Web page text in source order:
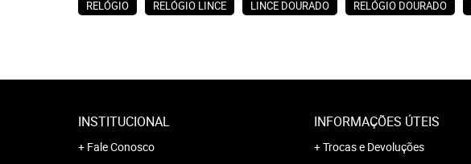
RELÓGIO RELÓGIO LINCE LINCE DOURADO RELÓGIO DOURADO
INSTITUCIONAL
Fale Conosco
INFORMAÇÕES ÚTEIS
Trocas e Devoluções